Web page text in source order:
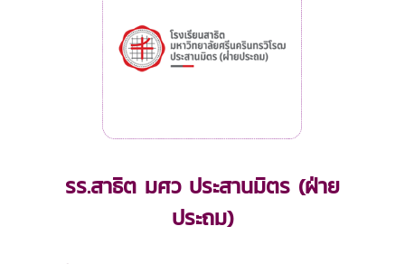
รร.สาธิต มศว ประสานมิตร (ฝ่าย
ประถม)